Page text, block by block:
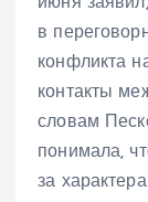
июня
в
конфликта
контакты
словам
понимала,
за